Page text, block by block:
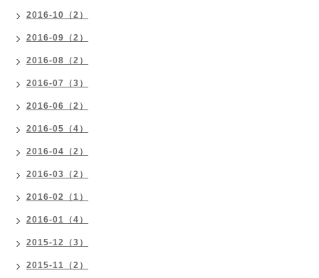
2016-10（2）
2016-09（2）
2016-08（2）
2016-07（3）
2016-06（2）
2016-05（4）
2016-04（2）
2016-03（2）
2016-02（1）
2016-01（4）
2015-12（3）
2015-11（2）